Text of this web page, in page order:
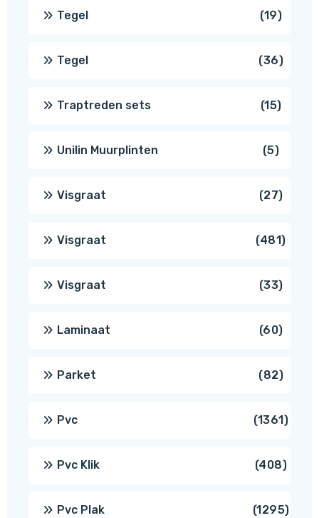
Tegel 1919
Tegel 3636
Traptreden sets 1515
Unilin Muurplinten 55
Visgraat 2727
Visgraat 481481
Visgraat 3333
Laminaat 6060
Parket 8282
Pvc 13611361
Pvc Klik 408408
Pvc Plak 12951295